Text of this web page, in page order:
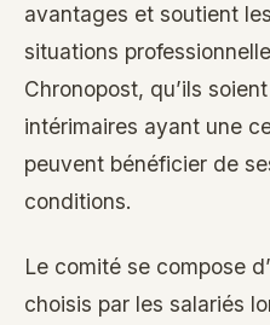
avantages et soutient
situations
Chronopost, qu’ils
intérimaires ayant une
peuvent bénéficier de
conditions.
Le comité se compose
choisis par les salariés